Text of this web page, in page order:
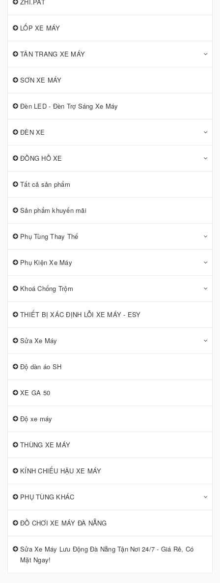
LỐP XE MÁY
TÂN TRANG XE MÁY
SƠN XE MÁY
Đèn LED - Đèn Trợ Sáng Xe Máy
ĐÈN XE
ĐỒNG HỒ XE
Tất cả sản phẩm
Sản phẩm khuyến mãi
Phụ Tùng Thay Thế
Phụ Kiện Xe Máy
Khoá Chống Trộm
THIẾT BỊ XÁC ĐỊNH LỖI XE MÁY - ESY
Sửa Xe Máy
Độ dàn áo SH
XE GA 50
Độ xe máy
THÙNG XE MÁY
KÍNH CHIẾU HẬU XE MÁY
PHỤ TÙNG KHÁC
ĐỒ CHƠI XE MÁY ĐÀ NẴNG
Sửa Xe Máy Lưu Động Đà Nẵng Tận Nơi 24/7 - Giá Rẻ, Có
Mặt Ngay!